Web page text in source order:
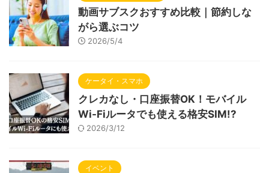
動画サブスクおすすめ比較｜節約しな
がら選ぶコツ
2026/5/4
ケータイ・スマホ
クレカなし・口座振替OK！モバイル
Wi-Fiルータでも使える格安SIM!?
2026/3/12
イベント